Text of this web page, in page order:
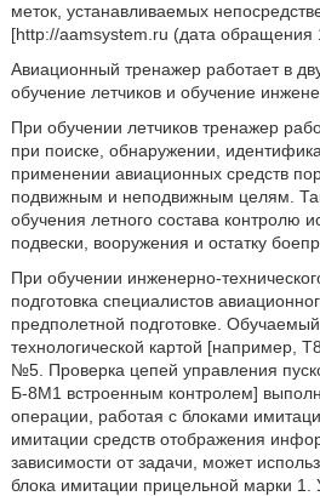
меток, устанавливаемых
[http://aamsystem.ru (дата обращения
Авиационный тренажер работает в
обучение летчиков и обучение
При обучении летчиков тренажер
при поиске, обнаружении,
применении авиационных средств
подвижным и неподвижным целям.
обучения летного состава контролю
подвески, вооружения и остатку
При обучении инженерно-
подготовка специалистов
предполетной подготовке. Обучаемый
технологической картой [например,
№5. Проверка цепей управления
Б-8М1 встроенным контролем]
операции, работая с блоками
имитации средств отображения
зависимости от задачи, может
блока имитации прицельной марки